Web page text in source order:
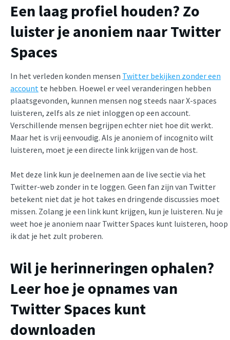
Een laag profiel houden? Zo
luister je anoniem naar Twitter
Spaces
In het verleden konden mensen Twitter bekijken zonder een
account te hebben. Hoewel er veel veranderingen hebben
plaatsgevonden, kunnen mensen nog steeds naar X-spaces
luisteren, zelfs als ze niet inloggen op een account.
Verschillende mensen begrijpen echter niet hoe dit werkt.
Maar het is vrij eenvoudig. Als je anoniem of incognito wilt
luisteren, moet je een directe link krijgen van de host.
Met deze link kun je deelnemen aan de live sectie via het
Twitter-web zonder in te loggen. Geen fan zijn van Twitter
betekent niet dat je hot takes en dringende discussies moet
missen. Zolang je een link kunt krijgen, kun je luisteren. Nu je
weet hoe je anoniem naar Twitter Spaces kunt luisteren, hoop
ik dat je het zult proberen.
Wil je herinneringen ophalen?
Leer hoe je opnames van
Twitter Spaces kunt
downloaden